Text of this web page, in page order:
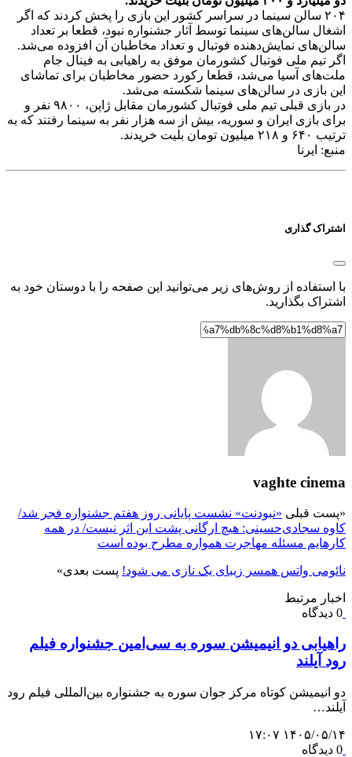
۲۰۴ سالن سینما در سراسر کشور این بازی را پخش کردند که اگر
اشغال سالن‌های سینما توسط آثار جشنواره نبود، قطعا بر تعداد
سالن‌های نمایش‌دهنده فوتبال و تعداد مخاطبان آن افزوده می‌شد.
اگر تیم ملی فوتبال کشورمان موفق به راهیابی به فینال جام
ملت‌های آسیا می‌شد، قطعا رکورد حضور مخاطبان برای تماشای
این بازی در سالن‌های سینما شکسته می‌شد.
در بازی قبلی تیم ملی فوتبال کشورمان مقابل ژاپن، ۹۸۰۰ نفر و
برای بازی ایران و سوریه، بیش از سه هزار نفر به سینما رفتند که به
ترتیب ۶۴۰ و ۲۱۸ میلیون تومان بلیت خریدند.
منبع: ایرنا
اشتراک گذاری
با استفاده از روش‌های زیر می‌توانید این صفحه را با دوستان خود به
اشتراک بگذارید.
vaghte cinema
«پست قبلی «نبودنت» نشست پایانی روز هفتم جشنواره فجر شد/
کاوه سجادی‌حسینی: هیچ ارگانی پشت این اثر نیست/ در همه
کارهایم مسئله مهاجرت همواره مطرح بوده است
نائومی واتس همسر زیبای یک نازی می شود! پست بعدی»
اخبار مرتبط
0 دیدگاه
راهیابی دو انیمیشن سوره به سی‌امین جشنواره فیلم
رود آیلند
دو انیمیشن کوتاه مرکز جوان سوره به جشنواره بین‌المللی فیلم رود
آیلند…
۱۴۰۵/۰۵/۱۴ ۱۷:۰۷
0 دیدگاه